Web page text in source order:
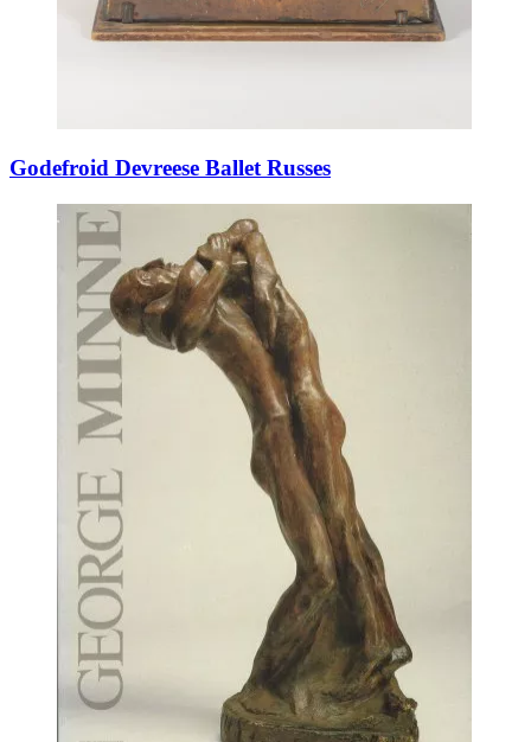
Godefroid Devreese Ballet Russes